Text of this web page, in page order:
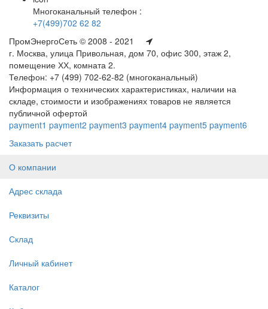
Многоканальный телефон :
+7(499)702 62 82
ПромЭнергоСеть © 2008 - 2021
г. Москва, улица Привольная, дом 70, офис 300, этаж 2,
помещение ХХ, комната 2.
Телефон: +7 (499) 702-62-82 (многоканальный)
Информация о технических характеристиках, наличии на
складе, стоимости и изображениях товаров не является
публичной офертой
payment1 payment2 payment3 payment4 payment5 payment6
Заказать расчет
О компании
Адрес склада
Реквизиты
Склад
Личный кабинет
Каталог